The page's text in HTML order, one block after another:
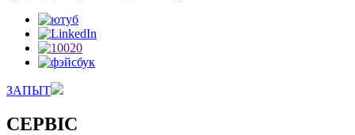
ЗАПЫТ
СЕРВІС